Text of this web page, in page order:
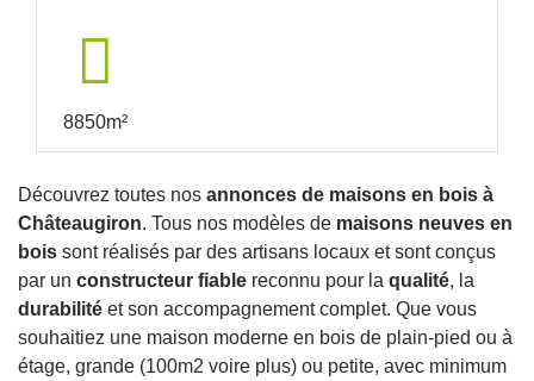
8850m²
Découvrez toutes nos annonces de maisons en bois à
Châteaugiron. Tous nos modèles de maisons neuves en
bois sont réalisés par des artisans locaux et sont conçus
par un constructeur fiable reconnu pour la qualité, la
durabilité et son accompagnement complet. Que vous
souhaitiez une maison moderne en bois de plain-pied ou à
étage, grande (100m2 voire plus) ou petite, avec minimum